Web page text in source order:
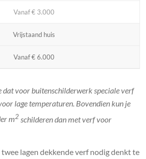
Vanaf € 3.000
Vrijstaand huis
Vanaf € 6.000
dat voor buitenschilderwerk speciale verf
lage temperaturen. Bovendien kun je
m2 schilderen dan met verf voor
lagen dekkende verf nodig denkt te